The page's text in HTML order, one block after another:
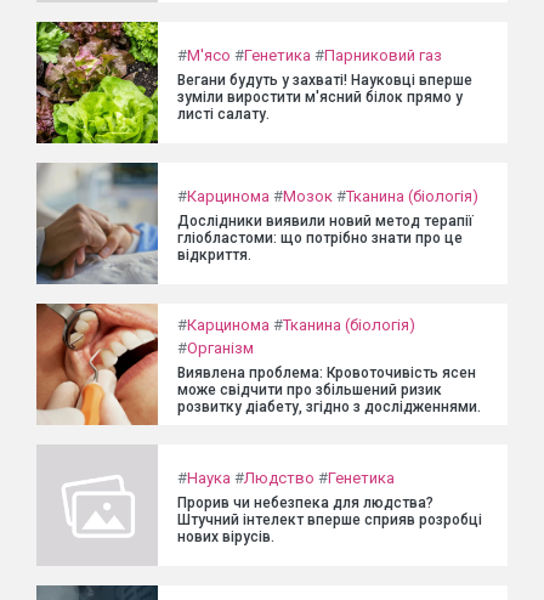
#М'ясо #Генетика #Парниковий газ
Вегани будуть у захваті! Науковці вперше
зуміли виростити м'ясний білок прямо у
листі салату.
#Карцинома #Мозок #Тканина (біологія)
Дослідники виявили новий метод терапії
гліобластоми: що потрібно знати про це
відкриття.
#Карцинома #Тканина (біологія)
#Організм
Виявлена проблема: Кровоточивість ясен
може свідчити про збільшений ризик
розвитку діабету, згідно з дослідженнями.
#Наука #Людство #Генетика
Прорив чи небезпека для людства?
Штучний інтелект вперше сприяв розробці
нових вірусів.